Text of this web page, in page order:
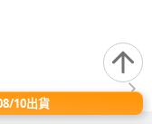
10出貨